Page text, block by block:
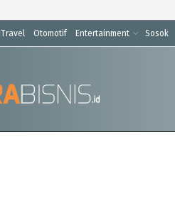
Travel Otomotif Entertainment Sosok